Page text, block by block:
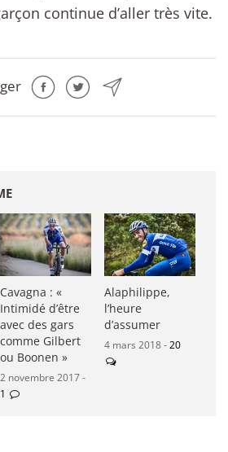
continue d’aller très vite.
Cavagna : «
Intimidé d’être
avec des gars
comme Gilbert
ou Boonen »
2 novembre 2017 -
1
Alaphilippe,
l’heure
d’assumer
4 mars 2018 -20